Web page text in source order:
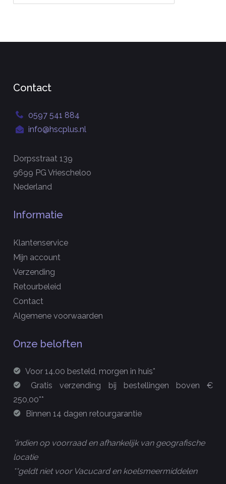
Contact
0597 541 884
info@hscplus.nl
Dorpsstraat 139
9699 PG Vriescheloo
Nederland
Informatie
Klantenservice
Mijn account
Verzending
Retourbeleid
Contact
Algemene voorwaarden
Onze beloften
Voor 14.00 besteld, morgen in huis*
Gratis verzending bij bestellingen boven €
250,00**
Binnen 14 dagen retourgarantie
*indien op voorraad en afhankelijk van geografische
locatie
**geldt niet voor Vacucard en koelsmeermiddelen